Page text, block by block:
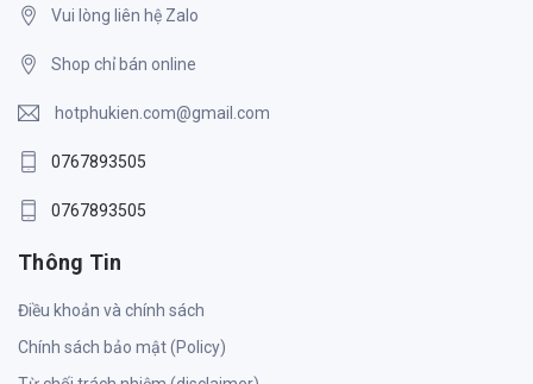
Vui lòng liên hệ Zalo
Shop chỉ bán online
hotphukien.com@gmail.com
0767893505
0767893505
Thông Tin
Điều khoản và chính sách
Chính sách bảo mật (Policy)